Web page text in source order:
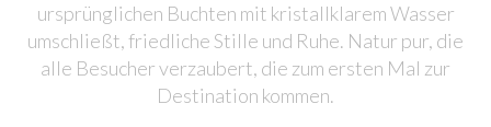
ursprünglichen Buchten mit kristallklarem Wasser
umschließt, friedliche Stille und Ruhe. Natur pur, die
alle Besucher verzaubert, die zum ersten Mal zur
Destination kommen.